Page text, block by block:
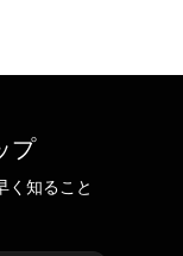
プ
く知ること